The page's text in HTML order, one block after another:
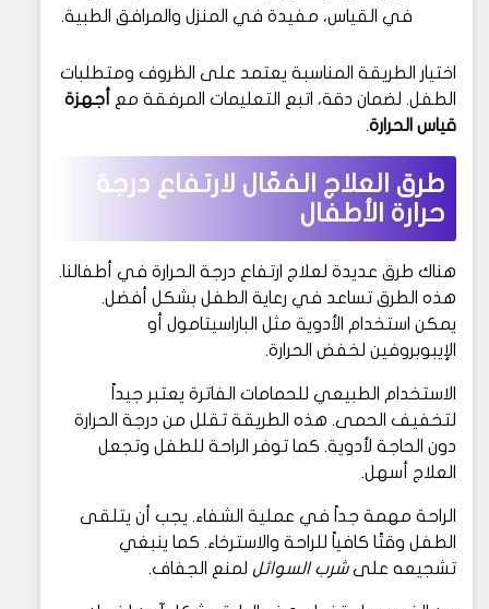
في القياس، مفيدة في المنزل والمرافق الطبية.
اختيار الطريقة المناسبة يعتمد على الظروف ومتطلبات
الطفل. لضمان دقة، اتبع التعليمات المرفقة مع
أجهزة
قياس الحرارة.
طرق العلاج الفعّال لارتفاع درجة
حرارة الأطفال
هناك طرق عديدة لعلاج ارتفاع درجة الحرارة في أطفالنا.
هذه الطرق تساعد في رعاية الطفل بشكل أفضل.
يمكن استخدام الأدوية مثل الباراسيتامول أو
الإيبوبروفين لخفض الحرارة.
الاستخدام الطبيعي للحمامات الفاترة يعتبر جيداً
لتخفيف الحمى. هذه الطريقة تقلل من درجة الحرارة
دون الحاجة لأدوية. كما توفر الراحة للطفل وتجعل
العلاج أسهل.
الراحة مهمة جداً في عملية الشفاء. يجب أن يتلقى
الطفل وقتًا كافياً للراحة والاسترخاء. كما ينبغي
تشجيعه علىشرب السوائل لمنع الجفاف.